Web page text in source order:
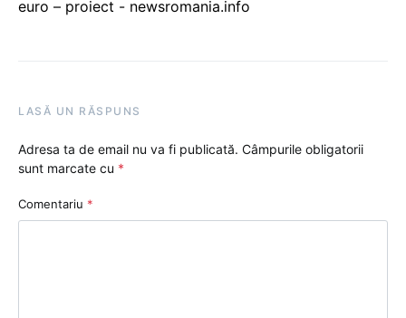
euro – proiect - newsromania.info
LASĂ UN RĂSPUNS
Adresa ta de email nu va fi publicată. Câmpurile obligatorii
sunt marcate cu *
Comentariu *